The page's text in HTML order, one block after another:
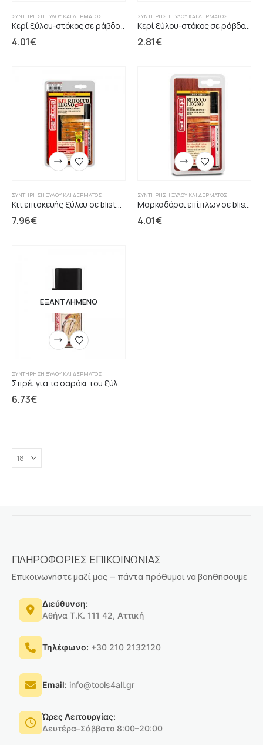
ΣΥΝΤΉΡΗΣΗ ΞΎΛΟΥ ΚΑΙ ΔΈΡΜΑΤΟΣ
Κερί ξύλου-στόκος σε ράβδους blister SARATOGA
4.01€
ΣΥΝΤΉΡΗΣΗ ΞΎΛΟΥ ΚΑΙ ΔΈΡΜΑΤΟΣ
Κερί ξύλου-στόκος σε ράβδους SARATOGA
2.81€
ΣΥΝΤΉΡΗΣΗ ΞΎΛΟΥ ΚΑΙ ΔΈΡΜΑΤΟΣ
7.96€
ΣΥΝΤΉΡΗΣΗ ΞΎΛΟΥ ΚΑΙ ΔΈΡΜΑΤΟΣ
4.01€
ΕΞΑΝΤΛΗΜΈΝΟ
ΣΥΝΤΉΡΗΣΗ ΞΎΛΟΥ ΚΑΙ ΔΈΡΜΑΤΟΣ
6.73€
ΠΛΗΡΟΦΟΡΙΕΣ ΕΠΙΚΟΙΝΩΝΙΑΣ
Επικοινωνήστε μαζί μας — πάντα πρόθυμοι να βοηθήσουμε
Διεύθυνση:
Αθήνα Τ.Κ. 111 42, Αττική
Τηλέφωνο: +30 210 2132120
Email: info@tools4all.gr
Ώρες Λειτουργίας:
Δευτέρα–Σάββατο 8:00–20:00